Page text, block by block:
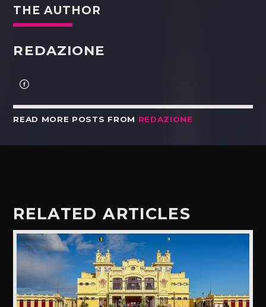
THE AUTHOR
REDAZIONE
READ MORE POSTS FROM REDAZIONE
RELATED ARTICLES